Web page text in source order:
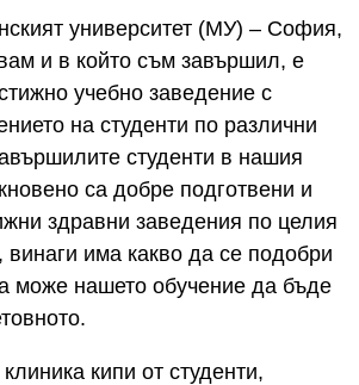
университет (МУ) – София,
и в който съм завършил, е
учебно заведение с
на студенти по различни
студенти в нашия
са добре подготвени и
здравни заведения по целия
винаги има какво да се подобри
може нашето обучение да бъде
кипи от студенти,